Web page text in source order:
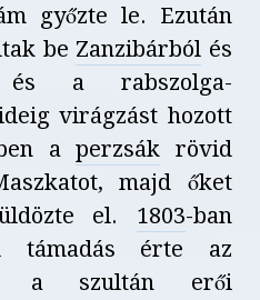
győzte le. Ezután
be Zanzibárból és
a rabszolga-
virágzást hozott
aperzsák rövid
majd őket
el. 1803-ban
támadás érte az
a szultán erői